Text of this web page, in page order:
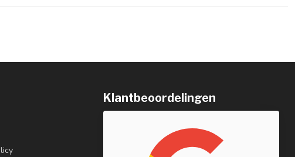
Klantbeoordelingen